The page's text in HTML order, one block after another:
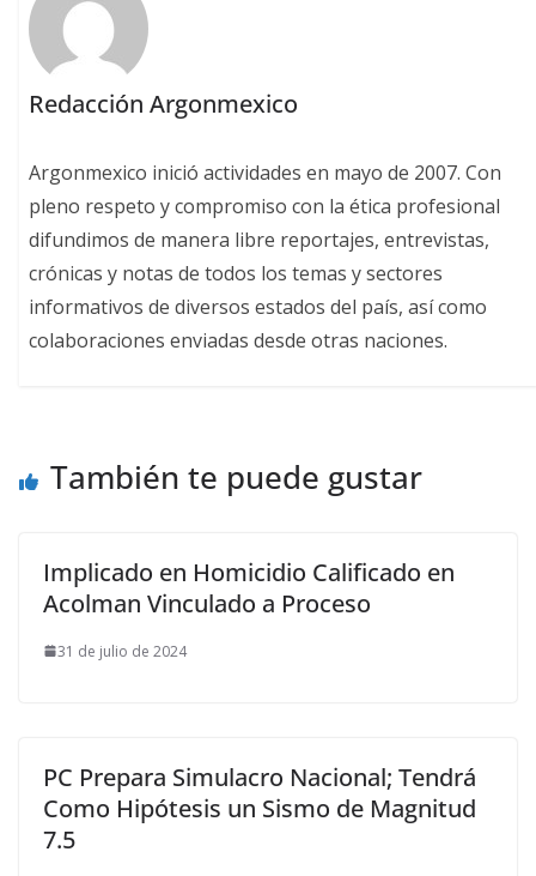
Redacción Argonmexico
Argonmexico inició actividades en mayo de 2007. Con
pleno respeto y compromiso con la ética profesional
difundimos de manera libre reportajes, entrevistas,
crónicas y notas de todos los temas y sectores
informativos de diversos estados del país, así como
colaboraciones enviadas desde otras naciones.
También te puede gustar
Implicado en Homicidio Calificado en
Acolman Vinculado a Proceso
31 de julio de 2024
PC Prepara Simulacro Nacional; Tendrá
Como Hipótesis un Sismo de Magnitud
7.5